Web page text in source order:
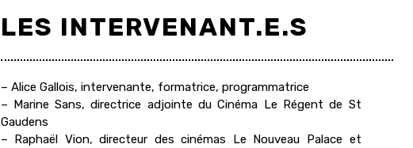
LES INTERVENANT.E.S
– Alice Gallois, intervenante, formatrice, programmatrice
– Marine Sans, directrice adjointe du Cinéma Le Régent de St
Gaudens
– Raphaël Vion, directeur des cinémas Le Nouveau Palace et